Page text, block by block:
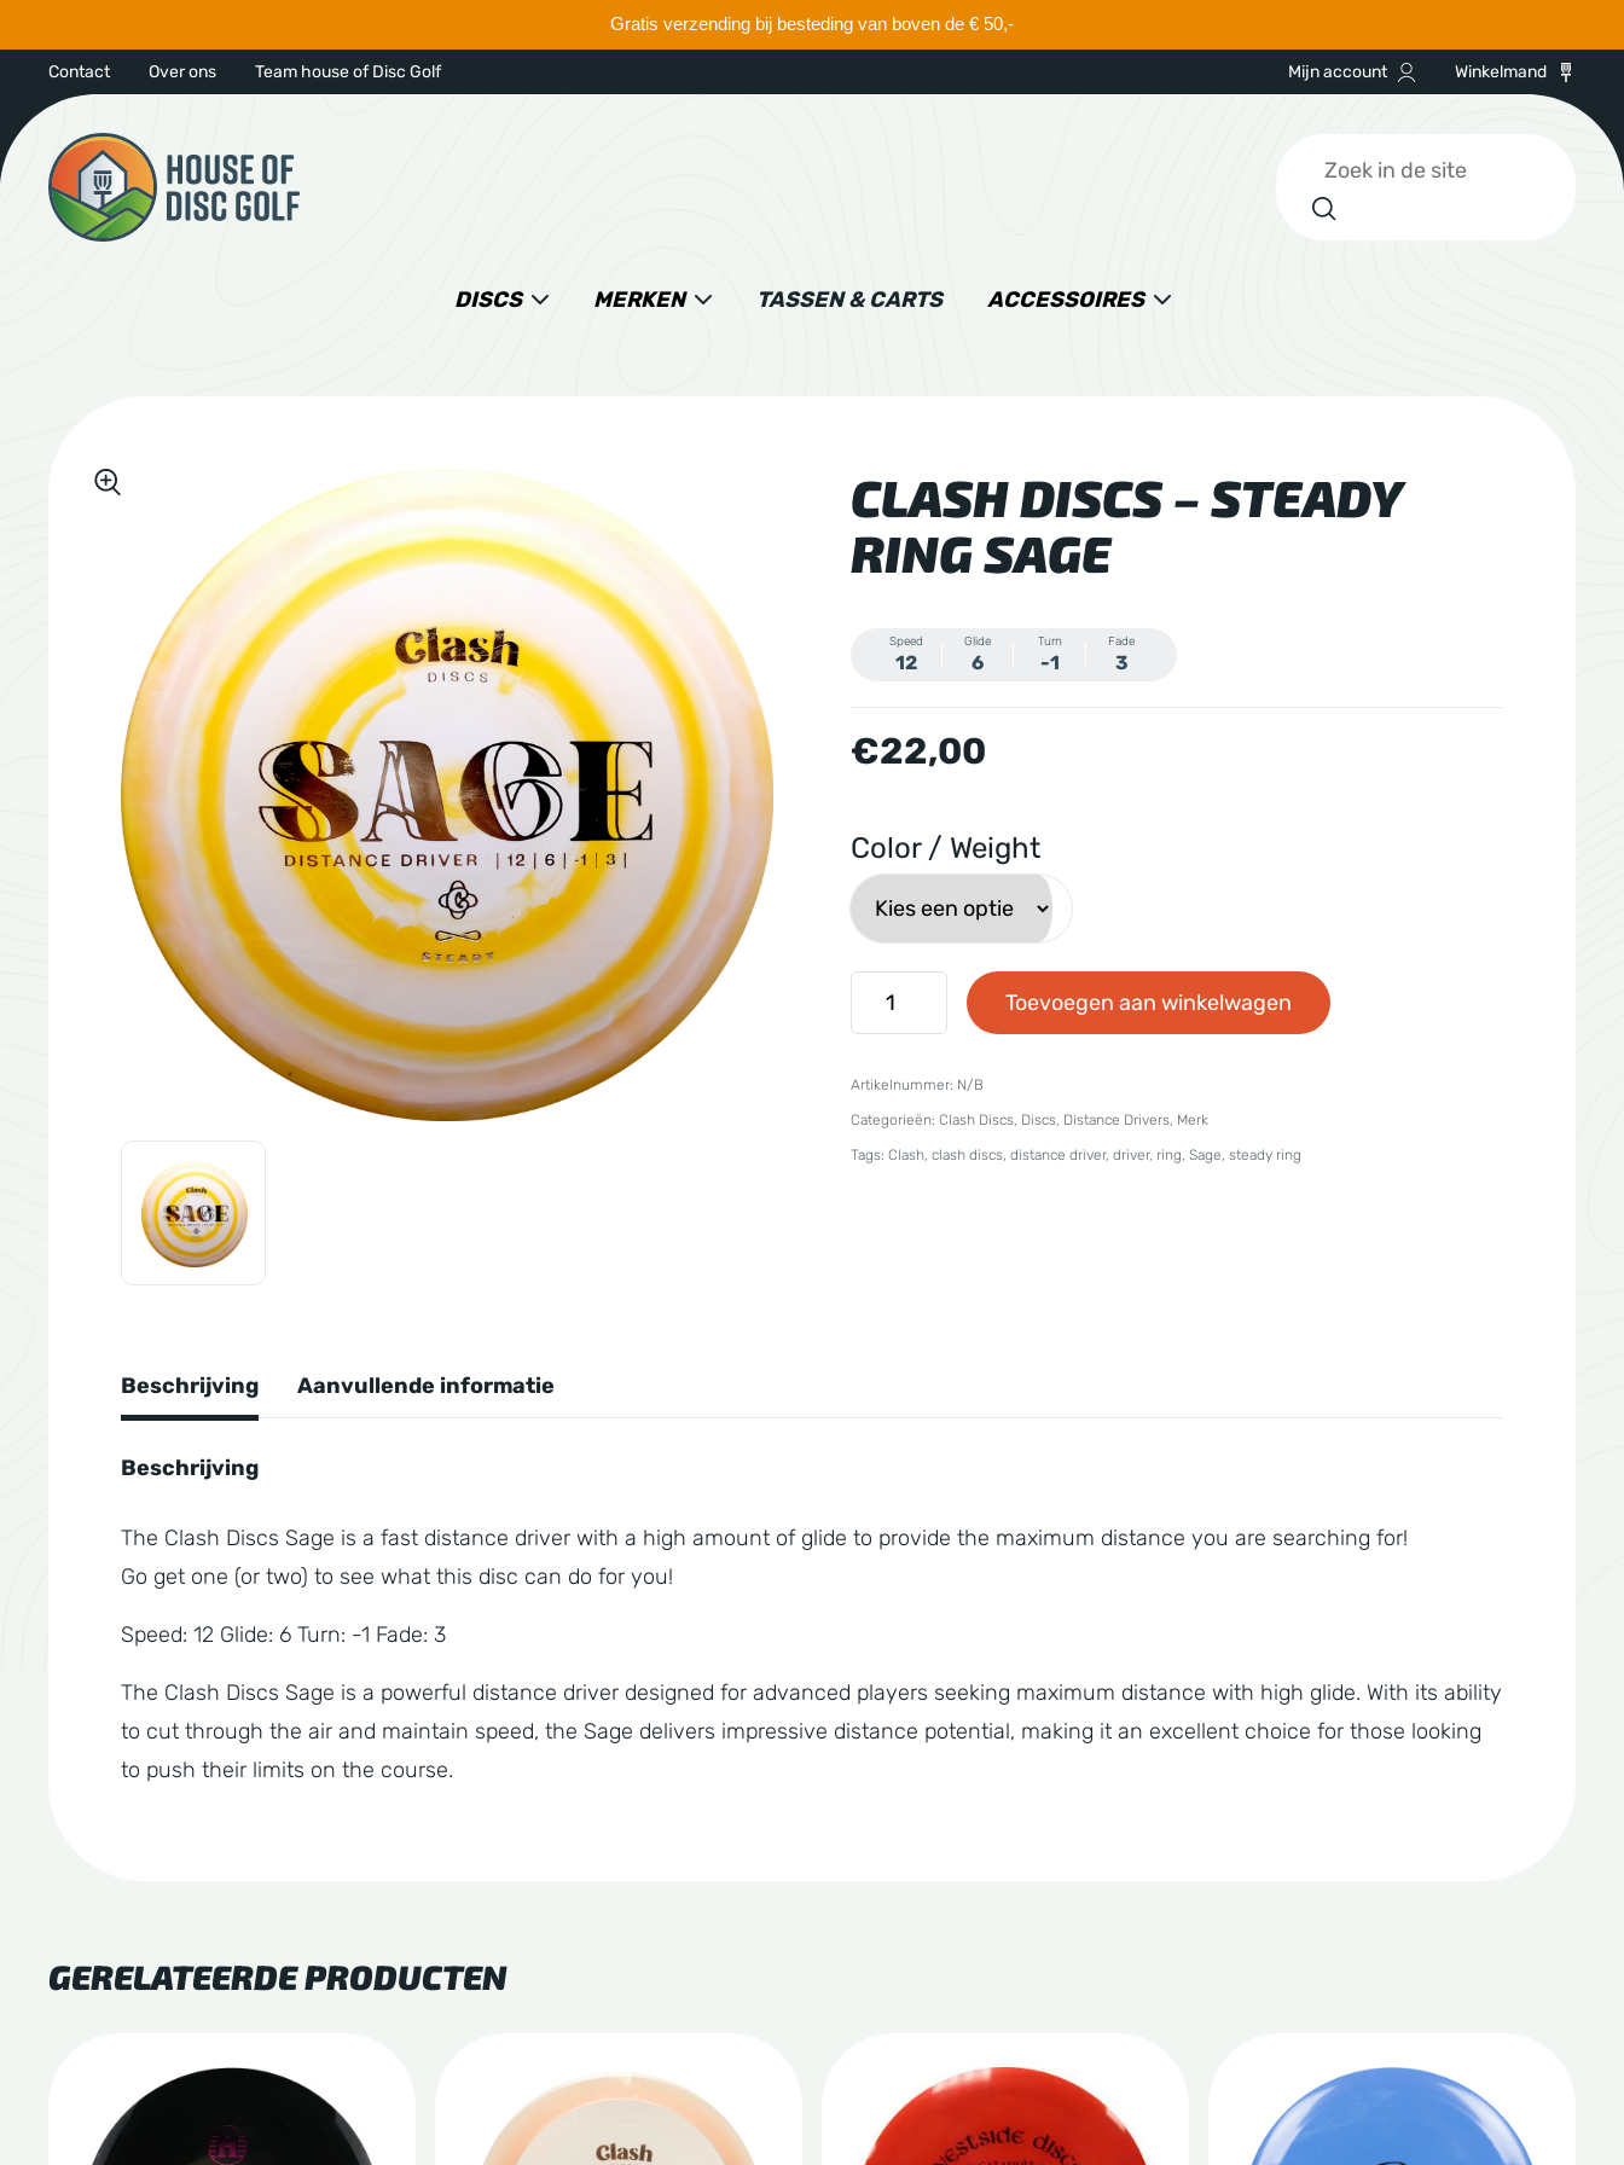
Gratis verzending bij besteding van boven de € 50,-
Contact Over ons Team house of Disc Golf Mijn account Winkelmand
DISCS MERKEN TASSEN & CARTS ACCESSOIRES
Zoeken
CLASH DISCS – STEADY
RING SAGE
Speed
12
Glide
6
Turn
-1
Fade
3
€22,00
Color / Weight
Clash
Discs
Ring
Toevoegen aan winkelwagen
Artikelnummer: N/B
Categorieën: Clash Discs, Discs, Distance Drivers, Merk
Tags: Clash, clash discs, distance driver, driver, ring, Sage, steady ring
Beschrijving Aanvullende informatie
Beschrijving
The Clash Discs Sage is a fast distance driver with a high amount of glide to provide the maximum distance you are searching for!
Go get one (or two) to see what this disc can do for you!
Speed: 12 Glide: 6 Turn: -1 Fade: 3
The Clash Discs Sage is a powerful distance driver designed for advanced players seeking maximum distance with high glide. With its ability
to cut through the air and maintain speed, the Sage delivers impressive distance potential, making it an excellent choice for those looking
to push their limits on the course.
GERELATEERDE PRODUCTEN
product
product
product
product